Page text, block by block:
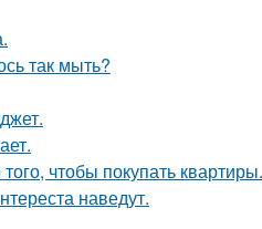
так мыть?
чтобы покупать квартиры.
наведут.